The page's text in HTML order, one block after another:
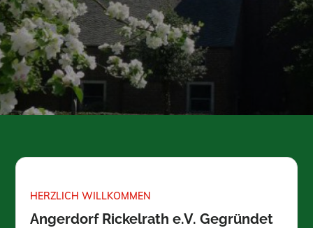
HERZLICH WILLKOMMEN
Angerdorf Rickelrath e.V. Gegründet